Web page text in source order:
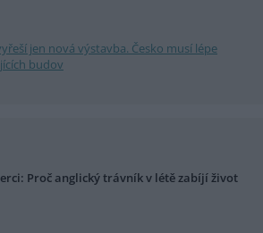
jen nová výstavba. Česko musí lépe
budov
Proč anglický trávník v létě zabíjí život